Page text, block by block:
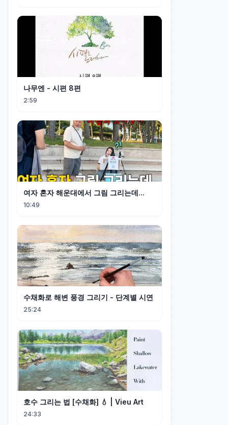
나무엔 - 시편 8편
2:59
여자 혼자 해운대에서 그림 그리는데...
10:49
수채화로 해변 풍경 그리기 - 단계별 시연
25:24
호수 그리는 법 [수채화] 💧 | Vieu Art
24:33